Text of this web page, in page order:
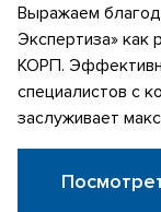
Выражаем
Экспертиза» как
КОРП.
специалистов с
заслуживает